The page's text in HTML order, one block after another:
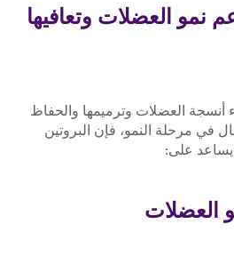
نمو العضلات وتعافيها
أنسجة العضلات وترميمها والحفاظ
في مرحلة النمو، فإن البروتين
يساعد على:
العضلات